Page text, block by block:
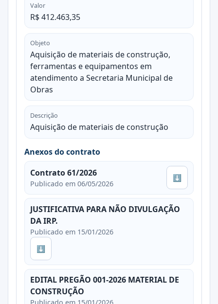
Valor
R$ 412.463,35
Objeto
Aquisição de materiais de construção,
ferramentas e equipamentos em
atendimento a Secretaria Municipal de
Obras
Descrição
Aquisição de materiais de construção
Anexos do contrato
Contrato 61/2026
Publicado em 06/05/2026
⬇
JUSTIFICATIVA PARA NÃO DIVULGAÇÃO
DA IRP.
Publicado em 15/01/2026
⬇
EDITAL PREGÃO 001-2026 MATERIAL DE
CONSTRUÇÃO